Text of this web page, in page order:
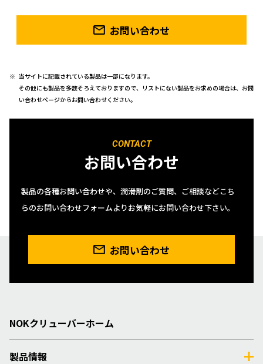
お問い合わせ
当サイトに記載されている製品は一部になります。
その他にも製品を多数そろえておりますので、リストにない製品をお求めの場合は、お問
い合わせページからお問い合わせください。
CONTACT
お問い合わせ
製品の各種お問い合わせや、潤滑剤のご質問、ご相談などこち
らのお問い合わせフォームよりお気軽にお問い合わせ下さい。
お問い合わせ
NOKクリューバーホーム
製品情報